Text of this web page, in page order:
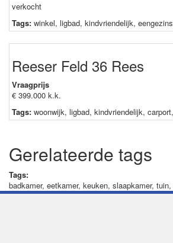
verkocht
Tags: winkel, ligbad, kindvriendelijk,
Reeser Feld 36 Rees
Vraagprijs
€ 399.000 k.k.
Tags: woonwijk, ligbad, kindvriendelijk, carport,
Gerelateerde tags
Tags:
badkamer, eetkamer, keuken, slaapkamer, tuin,